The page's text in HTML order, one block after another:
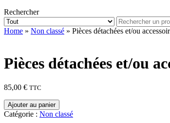
Rechercher
Home » Non classé » Pièces détachées et/ou
Pièces détachées et/ou
85,00 € TTC
quantité
de
Pièces
Ajouter au panier
Catégorie : Non classé